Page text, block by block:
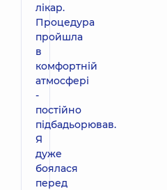
лікар.
Процедура
пройшла
в
комфортній
атмосфері
-
постійно
підбадьорював.
Я
дуже
боялася
перед